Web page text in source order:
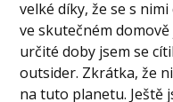
velké díky, že se s
ve skutečném
určité doby jsem se
outsider. Zkrátka, že
na tuto planetu. Ještě